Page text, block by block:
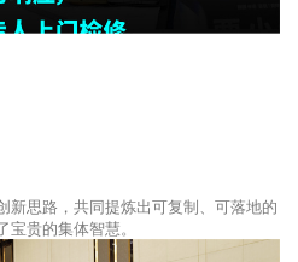
新思路，共同提炼出可复制、可落地的
贵的集体智慧。